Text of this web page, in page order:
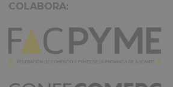
COLABORA: